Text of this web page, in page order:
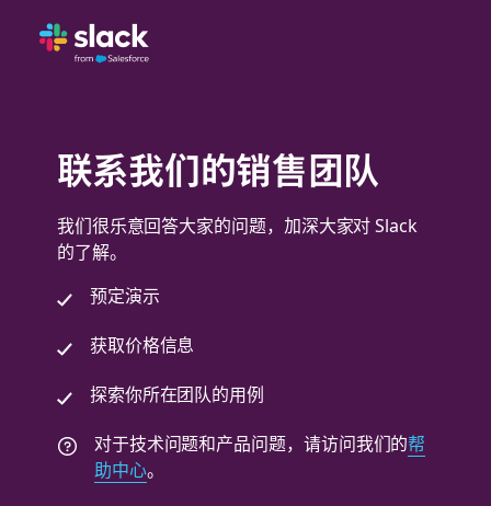
联系我们的销售团队
我们很乐意回答大家的问题，加深大家对 Slack
的了解。
预定演示
获取价格信息
探索你所在团队的用例
对于技术问题和产品问题，请访问我们的帮
助中心。